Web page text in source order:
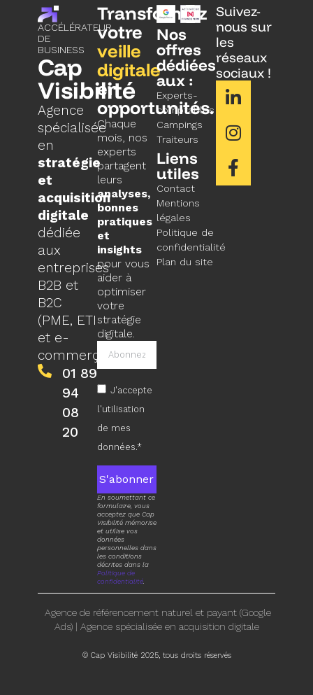
ACCÉLÉRATEUR
DE
BUSINESS
Cap
Visibilité
Agence
spécialisée
en
stratégie
et
acquisition
digitale
dédiée
aux
entreprises
B2B et
B2C
(PME, ETI
et e-
commerçants).
01 89
94
08
20
Transformez
votre
veille
digitale
en
opportunités.
Chaque
mois, nos
experts
partagent
leurs
analyses,
bonnes
pratiques
et
insights
pour vous
aider à
optimiser
votre
stratégie
digitale.
J'accepte
l'utilisation
de mes
données.*
S'abonner
En soumettant ce
formulaire, vous
acceptez que Cap
Visibilité mémorise
et utilise vos
données
personnelles dans
les conditions
décrites dans la
Politique de
confidentialité.
Nos
offres
dédiées
aux :
Experts-
comptables
Campings
Traiteurs
Liens
utiles
Contact
Mentions
légales
Politique de
confidentialité
Plan du site
Suivez-
nous sur
les
réseaux
sociaux !
Agence de référencement naturel et payant (Google
Ads)| Agence spécialisée en acquisition digitale
© Cap Visibilité 2025, tous droits réservés